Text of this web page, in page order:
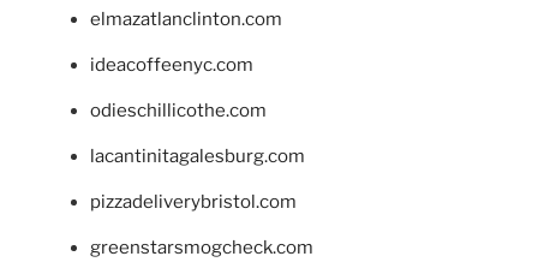
elmazatlanclinton.com
ideacoffeenyc.com
odieschillicothe.com
lacantinitagalesburg.com
pizzadeliverybristol.com
greenstarsmogcheck.com